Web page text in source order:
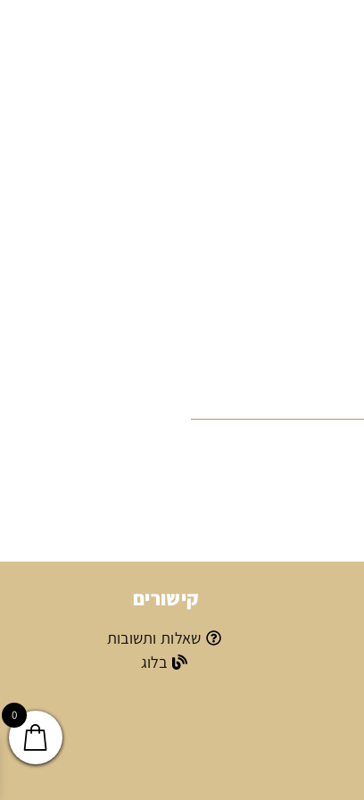
קישורים
שאלות ותשובות
בלוג
0